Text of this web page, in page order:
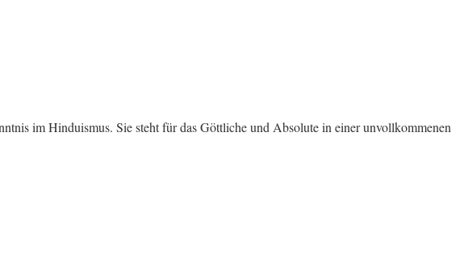
im Hinduismus. Sie steht für das Göttliche und Absolute in einer unvollkommenen